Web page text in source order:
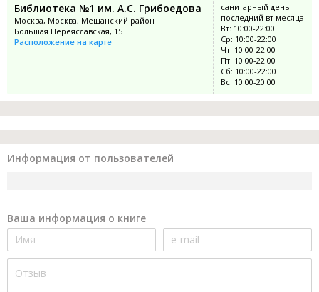
Библиотека №1 им. А.С. Грибоедова
Москва, Москва, Мещанский район
Большая Переяславская, 15
Расположение на карте
санитарный день:
последний вт месяца
Вт: 10:00-22:00
Ср: 10:00-22:00
Чт: 10:00-22:00
Пт: 10:00-22:00
Сб: 10:00-22:00
Вс: 10:00-20:00
Информация от пользователей
Ваша информация о книге